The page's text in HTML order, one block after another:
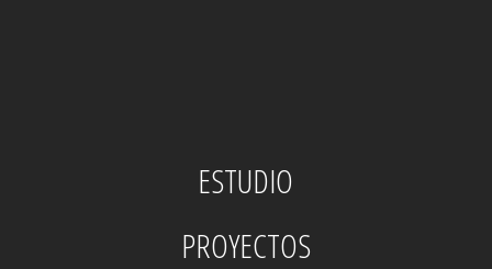
ESTUDIO
PROYECTOS